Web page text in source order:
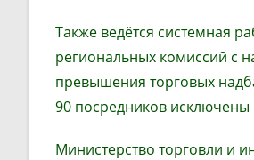
Также ведётся системная
региональных комиссий с
превышения торговых
90 посредников исключены
Министерство торговли и